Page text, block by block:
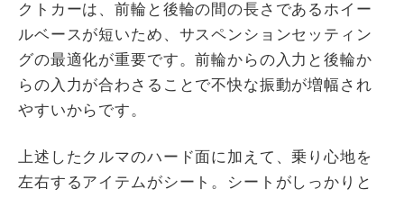
クトカーは、前輪と後輪の間の長さであるホイー
ルベースが短いため、サスペンションセッティン
グの最適化が重要です。前輪からの入力と後輪か
らの入力が合わさることで不快な振動が増幅され
やすいからです。
上述したクルマのハード面に加えて、乗り心地を
左右するアイテムがシート。シートがしっかりと